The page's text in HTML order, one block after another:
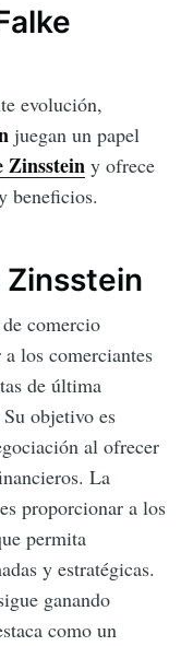
evolución,
juegan un papel
Zinsstein y ofrece
beneficios.
Zinsstein
comercio
a los comerciantes
de última
objetivo es
al ofrecer
La
proporcionar a los
permita
y estratégicas.
ganando
como un